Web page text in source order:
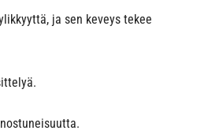
ja sen keveys tekee